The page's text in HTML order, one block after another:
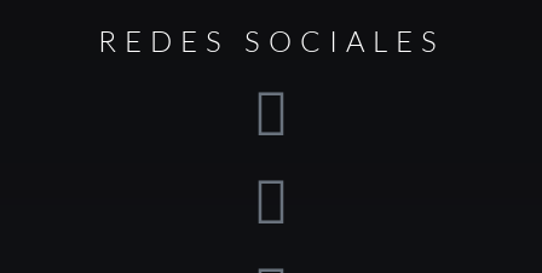
REDES SOCIALES